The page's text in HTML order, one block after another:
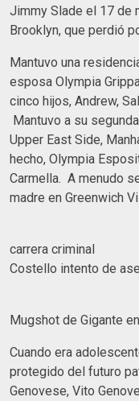
Jimmy Slade el 17 de
Brooklyn, que perdió
Mantuvo una
esposa Olympia
cinco hijos, Andrew,
Mantuvo a su
Upper East Side,
hecho, Olympia
Carmella. A menudo
madre en Greenwich
carrera criminal
Costello intento de
Mugshot de Gigante
Cuando era
protegido del futuro
Genovese, Vito